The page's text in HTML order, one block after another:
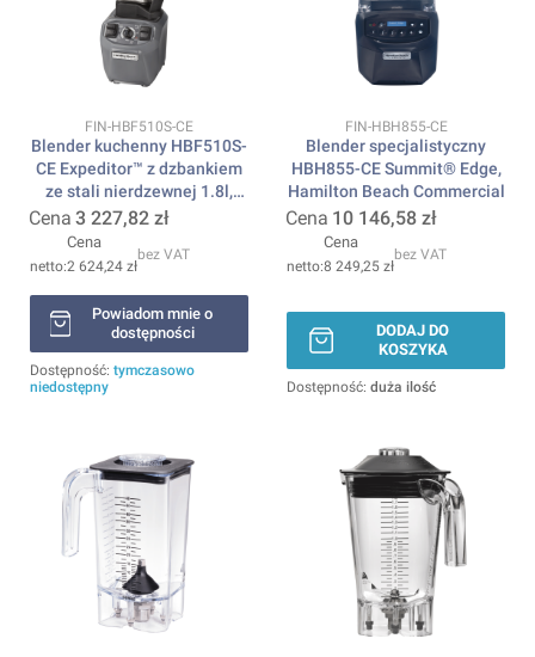
Kod produktu
FIN-HBF510S-CE
Blender kuchenny HBF510S-
CE Expeditor™ z dzbankiem
ze stali nierdzewnej 1.8l,
Hamilton Beach Commercial
Cena 3 227,82 zł
Cena
2 624,24 zł
bez VAT
Powiadom mnie o
dostępności
Dostępność: tymczasowo
niedostępny
Kod produktu
FIN-HBH855-CE
Blender specjalistyczny
HBH855-CE Summit® Edge,
Hamilton Beach Commercial
Cena 10 146,58 zł
Cena
8 249,25 zł
bez VAT
DODAJ DO
KOSZYKA
Dostępność: duża ilość